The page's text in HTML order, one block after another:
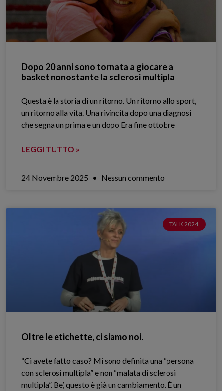
Dopo 20 anni sono tornata a giocare a
basket nonostante la sclerosi multipla
Questa è la storia di un ritorno. Un ritorno allo sport,
un ritorno alla vita. Una rivincita dopo una diagnosi
che segna un prima e un dopo Era fine ottobre
LEGGI TUTTO »
24 Novembre 2025 Nessun commento
TALK 2024
Oltre le etichette, ci siamo noi.
“Ci avete fatto caso? Mi sono definita una “persona
con sclerosi multipla” e non “malata di sclerosi
multipla”. Be’, questo è già un cambiamento. È un